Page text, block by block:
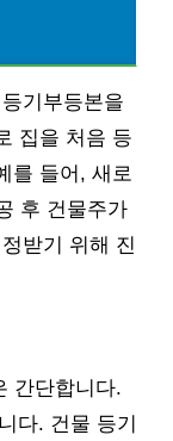
기부등본을
집을 처음 등
를 들어, 새로
후 건물주가
받기 위해 진
간단합니다.
다. 건물 등기